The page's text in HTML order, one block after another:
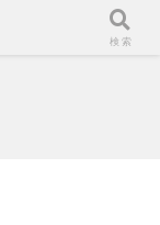
検索